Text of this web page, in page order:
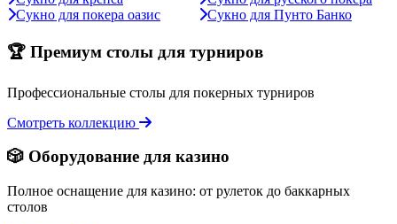
Сукно для покера оазис
Сукно для Пунто Банко
🏆 Премиум столы для турниров
Профессиональные столы для покерных турниров
Смотреть коллекцию
🎲 Оборудование для казино
Полное оснащение для казино: от рулеток до баккарных
столов